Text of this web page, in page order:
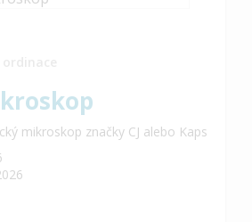
mikroskop značky CJ alebo Kaps